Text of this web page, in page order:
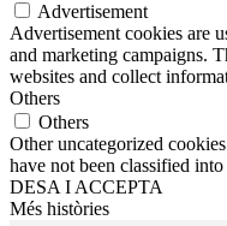
Advertisement
Advertisement cookies are
and marketing campaigns.
websites and collect
Others
Others
Other uncategorized
have not been classified
DESA I ACCEPTA
Més històries